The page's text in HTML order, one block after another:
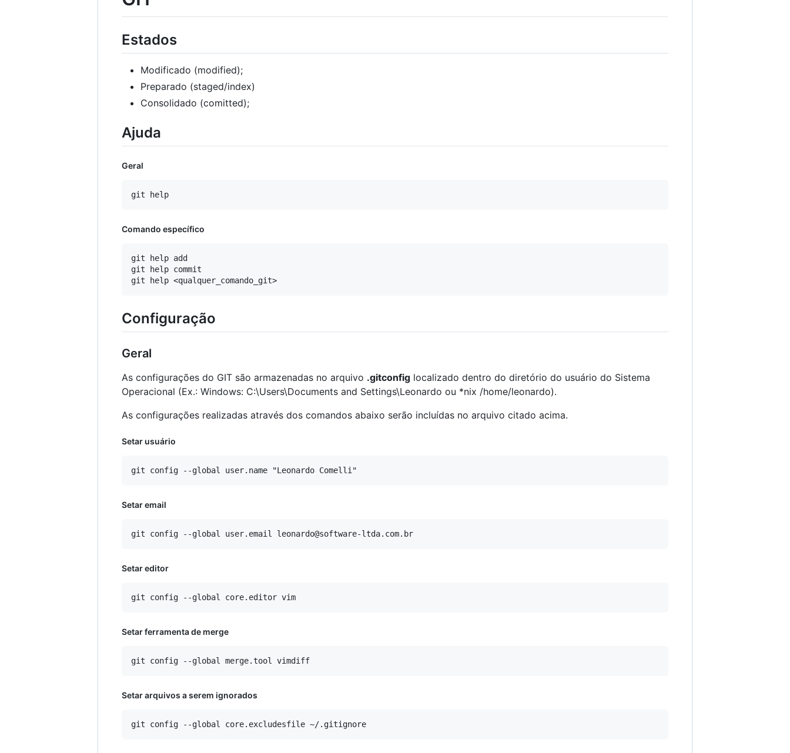
Estados
Modificado (modified);
Preparado (staged/index)
Consolidado (comitted);
Ajuda
Geral
Comando específico
git help add
git help commit
Configuração
Geral
As configurações do GIT são armazenadas no arquivo .gitconfig localizado dentro do diretório do usuário do Sistema
Operacional (Ex.: Windows: C:\Users\Documents and Settings\Leonardo ou *nix /home/leonardo).
As configurações realizadas através dos comandos abaixo serão incluídas no arquivo citado acima.
Setar usuário
Setar email
Setar editor
Setar ferramenta de merge
Setar arquivos a serem ignorados